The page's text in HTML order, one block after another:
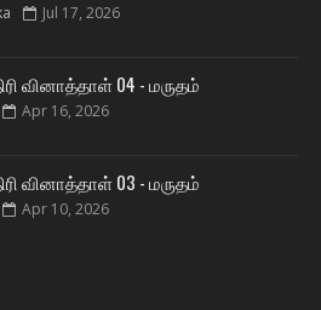
Jul 17, 2026
வினாத்தாள் 04 - மருதம்
Apr 16, 2026
வினாத்தாள் 03 - மருதம்
Apr 10, 2026